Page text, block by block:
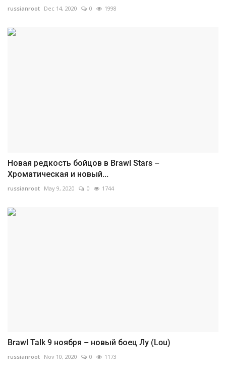
russianroot Dec 14, 2020 0 1998
Новая редкость бойцов в Brawl Stars –
Хроматическая и новый...
russianroot May 9, 2020 0 1744
Brawl Talk 9 ноября – новый боец Лу (Lou)
russianroot Nov 10, 2020 0 1173